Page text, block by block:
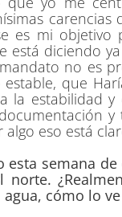
es mi
está diciendo
no es
que
la estabilidad
eso está
esta semana
cómo lo